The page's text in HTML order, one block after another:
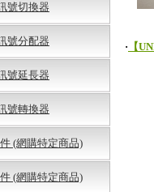
號切換器
號分配器
號延長器
號轉換器
(網購特定商品)
(網購特定商品)
‧ 【